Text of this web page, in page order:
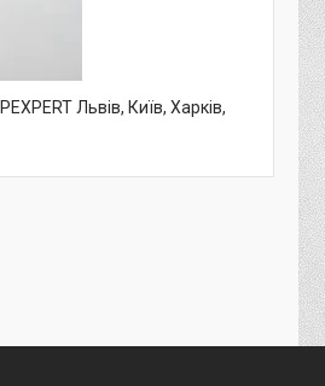
Львів, Київ, Харків,